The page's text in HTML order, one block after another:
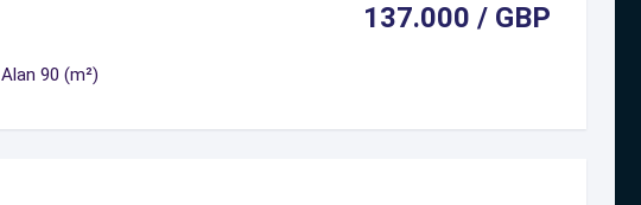
137.000 / GBP
Alan 90 (m²)